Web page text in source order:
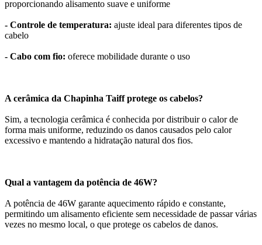
proporcionando alisamento suave e uniforme
- Controle de temperatura: ajuste ideal para diferentes tipos de
cabelo
- Cabo com fio: oferece mobilidade durante o uso
A cerâmica da Chapinha Taiff protege os cabelos?
Sim, a tecnologia cerâmica é conhecida por distribuir o calor de
forma mais uniforme, reduzindo os danos causados pelo calor
excessivo e mantendo a hidratação natural dos fios.
Qual a vantagem da potência de 46W?
A potência de 46W garante aquecimento rápido e constante,
permitindo um alisamento eficiente sem necessidade de passar várias
vezes no mesmo local, o que protege os cabelos de danos.